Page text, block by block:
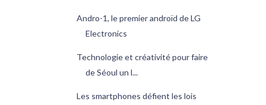
Andro-1, le premier androïd de LG
Electronics
Technologie et créativité pour faire
de Séoul un l...
Les smartphones défient les lois